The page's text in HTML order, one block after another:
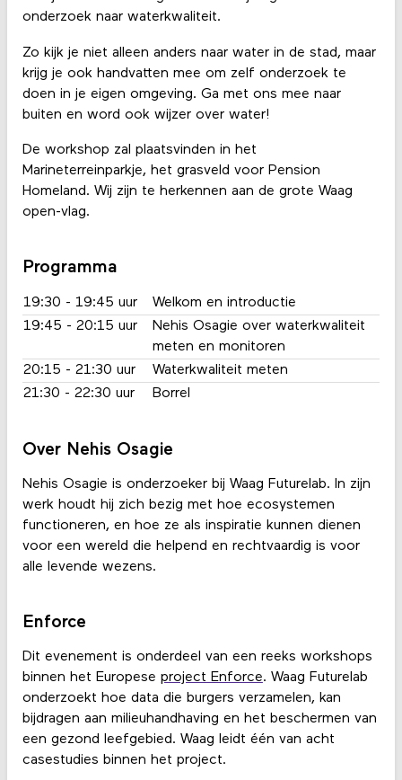
onderzoek naar waterkwaliteit.
Zo kijk je niet alleen anders naar water in de stad, maar
krijg je ook handvatten mee om zelf onderzoek te
doen in je eigen omgeving. Ga met ons mee naar
buiten en word ook wijzer over water!
De workshop zal plaatsvinden in het
Marineterreinparkje, het grasveld voor Pension
Homeland. Wij zijn te herkennen aan de grote Waag
open-vlag.
Programma
19:30 - 19:45 uur
Welkom en introductie
19:45 - 20:15 uur
Nehis Osagie over waterkwaliteit
meten en monitoren
20:15 - 21:30 uur
Waterkwaliteit meten
21:30 - 22:30 uur
Borrel
Over Nehis Osagie
Nehis Osagie is onderzoeker bij Waag Futurelab. In zijn
werk houdt hij zich bezig met hoe ecosystemen
functioneren, en hoe ze als inspiratie kunnen dienen
voor een wereld die helpend en rechtvaardig is voor
alle levende wezens.
Enforce
Dit evenement is onderdeel van een reeks workshops
binnen het Europese project Enforce. Waag Futurelab
onderzoekt hoe data die burgers verzamelen, kan
bijdragen aan milieuhandhaving en het beschermen van
een gezond leefgebied. Waag leidt één van acht
casestudies binnen het project.